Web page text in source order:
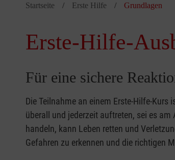
Startseite Erste Hilfe Grundlagen
Erste-Hilfe-
Für eine sichere
Die Teilnahme an einem Erste-Hilfe-
überall und jederzeit auftreten, sei es
handeln, kann Leben retten und
Gefahren zu erkennen und die richtigen